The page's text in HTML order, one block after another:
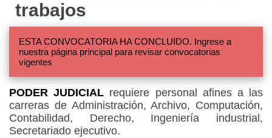
trabajos
ESTA CONVOCATORIA HA CONCLUIDO. Ingrese a
nuestra página principal para revisar convocatorias
vigentes
PODER JUDICIAL requiere personal afines a las
carreras de Administración, Archivo, Computación,
Contabilidad, Derecho, Ingeniería industrial,
Secretariado ejecutivo.